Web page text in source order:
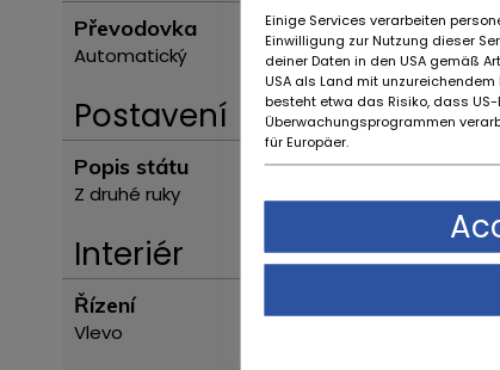
Převodovka
Automatický
Postavení
Popis státu
Z druhé ruky
Interiér
Řízení
Vlevo
Einige Services verarbeiten
Einwilligung zur Nutzung dieser
deiner Daten in den USA gemäß
USA als Land mit
besteht etwa das Risiko, dass
Überwachungsprogrammen
für Europäer.